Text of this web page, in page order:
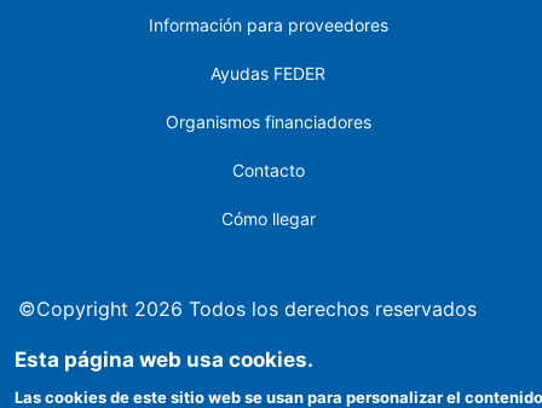
Información para proveedores
Ayudas FEDER
Organismos financiadores
Contacto
Cómo llegar
©Copyright 2026 Todos los derechos reservados
Esta página web usa cookies.
Las cookies de este sitio web se usan para personalizar el